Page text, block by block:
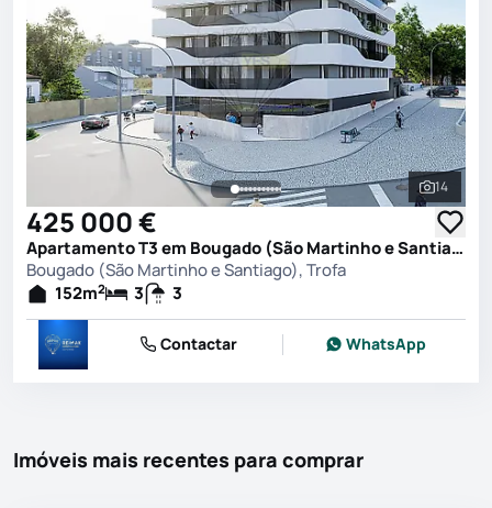
Ver
14
425 000 €
Apartamento T3 em Bougado (São Martinho e Santiago), Trofa
Bougado (São Martinho e Santiago), Trofa
152m2 3 3
Contactar WhatsApp
Imóveis mais recentes para comprar